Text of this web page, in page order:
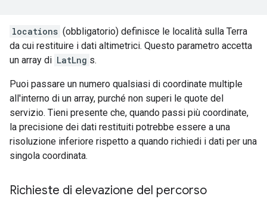
locations (obbligatorio) definisce le località sulla Terra
da cui restituire i dati altimetrici. Questo parametro accetta
un array di LatLng s.
Puoi passare un numero qualsiasi di coordinate multiple
all'interno di un array, purché non superi le quote del
servizio. Tieni presente che, quando passi più coordinate,
la precisione dei dati restituiti potrebbe essere a una
risoluzione inferiore rispetto a quando richiedi i dati per una
singola coordinata.
Richieste di elevazione del percorso